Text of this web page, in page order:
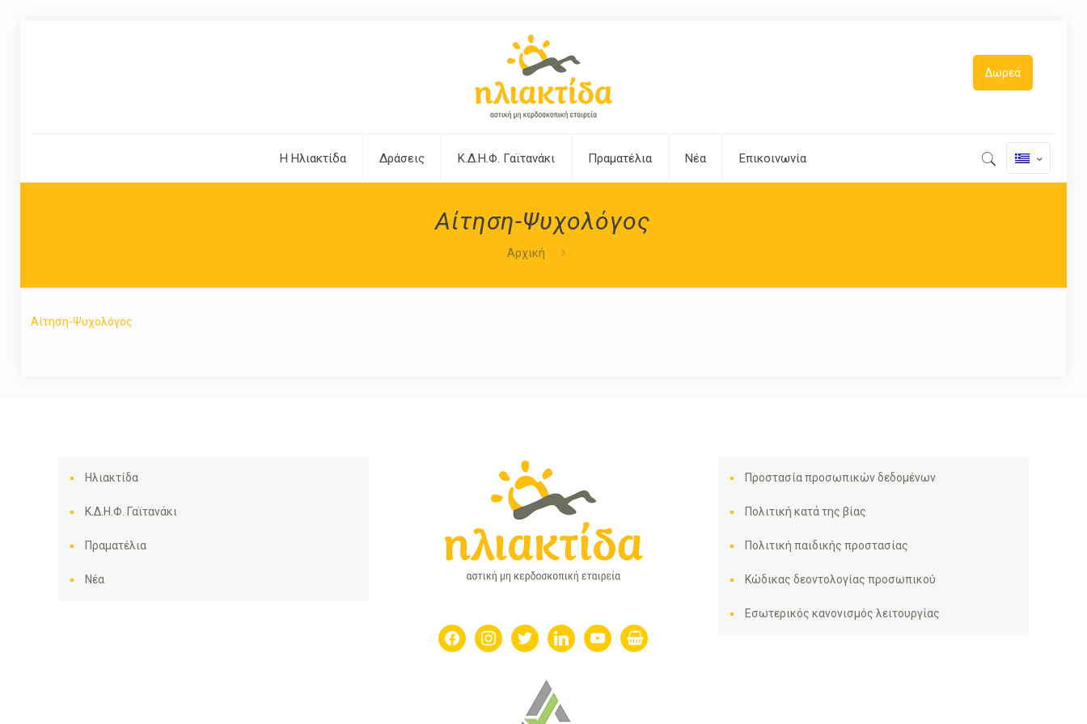
Η Ηλιακτίδα Δράσεις Κ.Δ.Η.Φ. Γαϊτανάκι Πραματέλια Νέα Επικοινωνία
Δωρεά
Αίτηση-Ψυχολόγος
Αρχική
Αίτηση-Ψυχολόγος
Ηλιακτίδα
Κ.Δ.Η.Φ. Γαϊτανάκι
Πραματέλια
Νέα
facebookinstagram
twitter linkedinyoutubeshopping-
basket
Προστασία προσωπικών δεδομένων
Πολιτική κατά της βίας
Πολιτική παιδικής προστασίας
Κώδικας δεοντολογίας προσωπικού
Εσωτερικός κανονισμός λειτουργίας